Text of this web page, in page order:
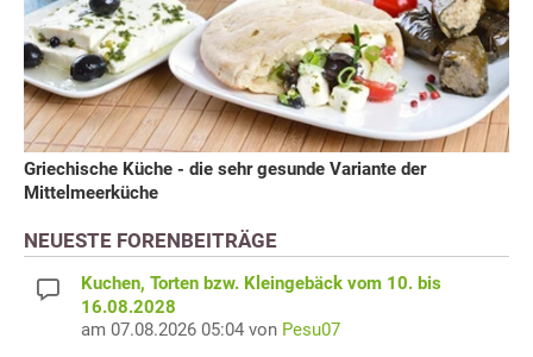
Griechische Küche - die sehr gesunde Variante der
Mittelmeerküche
NEUESTE FORENBEITRÄGE
Kuchen, Torten bzw. Kleingebäck vom 10. bis
16.08.2028
am 07.08.2026 05:04 von Pesu07